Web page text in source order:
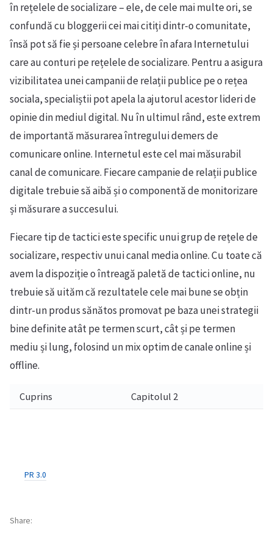
în rețelele de socializare – ele, de cele mai multe ori, se
confundă cu bloggerii cei mai citiți dintr-o comunitate,
însă pot să fie și persoane celebre în afara Internetului
care au conturi pe rețelele de socializare. Pentru a asigura
vizibilitatea unei campanii de relații publice pe o rețea
sociala, specialiștii pot apela la ajutorul acestor lideri de
opinie din mediul digital. Nu în ultimul rând, este extrem
de importantă măsurarea întregului demers de
comunicare online. Internetul este cel mai măsurabil
canal de comunicare. Fiecare campanie de relații publice
digitale trebuie să aibă și o componentă de monitorizare
și măsurare a succesului.
Fiecare tip de tactici este specific unui grup de rețele de
socializare, respectiv unui canal media online. Cu toate că
avem la dispoziție o întreagă paletă de tactici online, nu
trebuie să uităm că rezultatele cele mai bune se obțin
dintr-un produs sănătos promovat pe baza unei strategii
bine definite atât pe termen scurt, cât și pe termen
mediu și lung, folosind un mix optim de canale online și
offline.
Cuprins Capitolul 2
PR 3.0
Share